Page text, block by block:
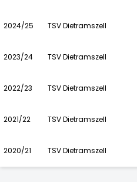
2024/25 TSV Dietramszell
2023/24 TSV Dietramszell
2022/23 TSV Dietramszell
2021/22 TSV Dietramszell
2020/21 TSV Dietramszell